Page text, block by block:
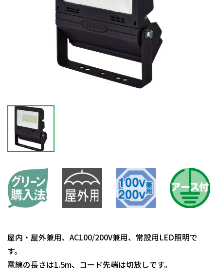
屋内・屋外兼用、AC100/200V兼用、常設用LED照明で
す。
電線の長さは1.5m、コード先端は切放しです。